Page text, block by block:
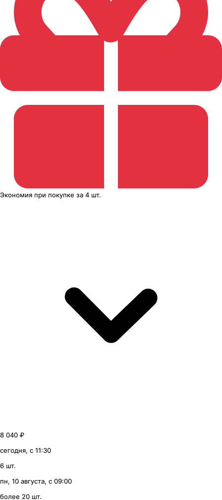
Экономия при покупке за 4 шт.
8 040 ₽
сегодня, с 11:30
6 шт.
пн, 10 августа, с 09:00
более 20 шт.